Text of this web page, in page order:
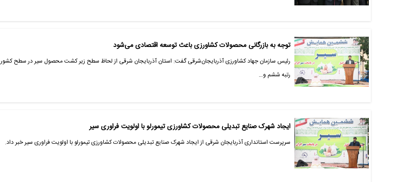
توجه به بازرگانی محصولات کشاورزی باعث توسعه اقتصادی می‌شود
رئیس سازمان جهاد کشاورزی آذربایجان‌شرقی گفت: استان آذربایجان شرقی از لحاظ سطح زیر کشت محصول سیر در سطح کشور
رتبه ششم و…
ایجاد شهرک صنایع تبدیلی محصولات کشاورزی تیمورلو با اولویت فراوری سیر
سرپرست استانداری آذربایجان شرقی از ایجاد شهرک صنایع تبدیلی محصولات کشاورزی تیمورلو با اولویت فراوری سیر خبر داد.